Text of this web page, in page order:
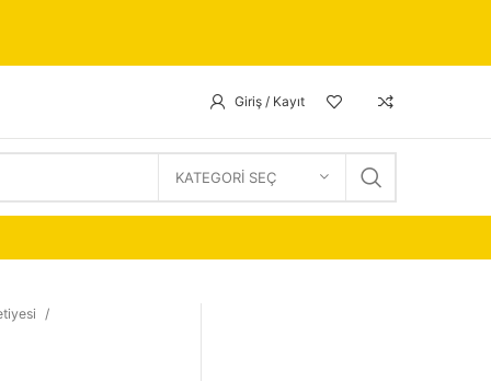
Giriş / Kayıt
KATEGORI SEÇ